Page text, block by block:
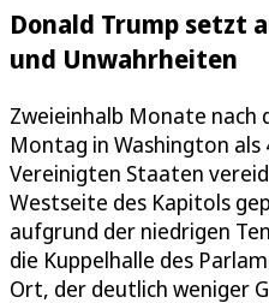
Donald Trump setzt
und Unwahrheiten
Zweieinhalb Monate nach
Montag in Washington als
Vereinigten Staaten
Westseite des Kapitols
aufgrund der niedrigen
die Kuppelhalle des
Ort, der deutlich weniger